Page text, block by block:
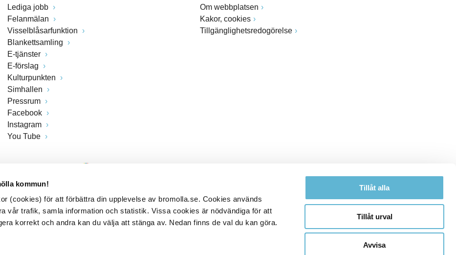
kommun!
(cookies) för att förbättra din upplevelse av bromolla.se. Cookies används
vår trafik, samla information och statistik. Vissa cookies är nödvändiga för att
korrekt och andra kan du välja att stänga av. Nedan finns de val du kan göra.
Tillåt alla
Tillåt urval
Avvisa
Lediga jobb
Felanmälan
Visselblåsarfunktion
Blankettsamling
E-tjänster
E-förslag
Kulturpunkten
Simhallen
Pressrum
Facebook
Instagram
You Tube
Om webbplatsen
Kakor, cookies
Tillgänglighetsredogörelse